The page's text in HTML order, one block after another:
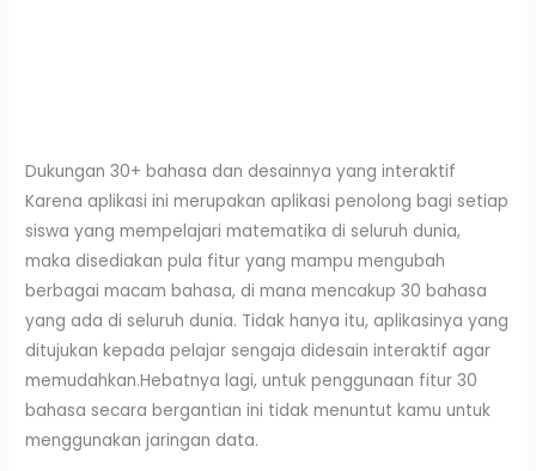
Dukungan 30+ bahasa dan desainnya yang interaktif
Karena aplikasi ini merupakan aplikasi penolong bagi setiap
siswa yang mempelajari matematika di seluruh dunia,
maka disediakan pula fitur yang mampu mengubah
berbagai macam bahasa, di mana mencakup 30 bahasa
yang ada di seluruh dunia. Tidak hanya itu, aplikasinya yang
ditujukan kepada pelajar sengaja didesain interaktif agar
memudahkan.Hebatnya lagi, untuk penggunaan fitur 30
bahasa secara bergantian ini tidak menuntut kamu untuk
menggunakan jaringan data.